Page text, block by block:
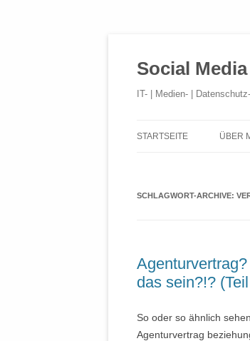
Social
IT- | Medien- |
STARTSEITE ÜBER
SCHLAGWORT-ARCHIVE:
das sein?!?
So oder so ähnlich
Agenturvertrag